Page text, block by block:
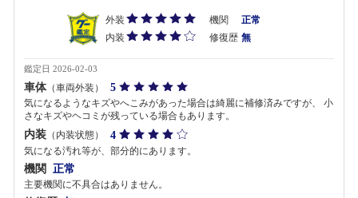
外装 機関
正常
内装
修復歴 無
鑑定日 2026-02-03
車体（車両外装） 5
気になるようなキズやへこみがあった場合は綺麗に補修済みですが、 小
さなキズやヘコミが残っている場合もあります。
内装 （内装状態） 4
気になる汚れ等が、部分的にあります。
機関 正常
主要機関に不具合はありません。